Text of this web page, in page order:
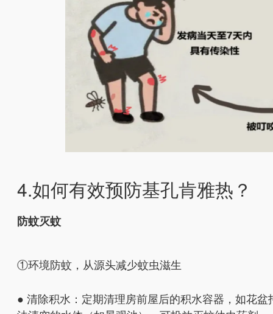
4.如何有效预防基孔肯雅热？
防蚊灭蚊
①环境防蚊，从源头减少蚊虫滋生
● 清除积水：定期清理房前屋后的积水容器，如花